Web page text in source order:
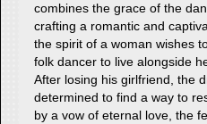
combines the grace of the
crafting a romantic and
the spirit of a woman wishes
folk dancer to live alongside
After losing his girlfriend, the
determined to find a way to
by a vow of eternal love, the